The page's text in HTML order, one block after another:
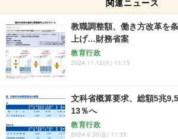
関連ニュース
教職調整額、働き方改革を
上げ…財務省案
教育行政
2024.11.12(火) 11:15
文科省概算要求、総額5兆
13％へ
教育行政
2024.8.30(金) 11:35